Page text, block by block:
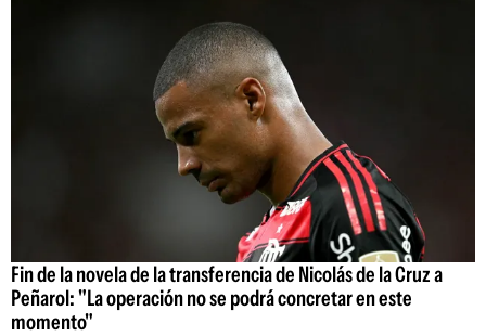
Fin de la novela de la transferencia de Nicolás de la Cruz a
Peñarol: "La operación no se podrá concretar en este
momento"